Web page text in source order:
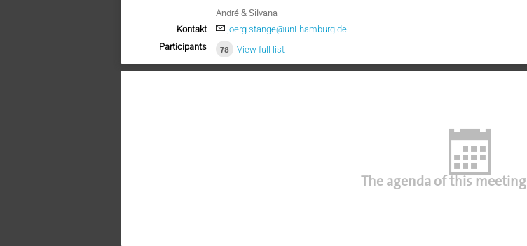
André & Silvana
Kontakt
joerg.stange@uni-hamburg.de
Participants
78 View full list
The agenda of this